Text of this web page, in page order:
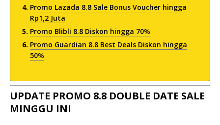
Promo Lazada 8.8 Sale Bonus Voucher hingga
Rp1,2 Juta
Promo Blibli 8.8 Diskon hingga 70%
Promo Guardian 8.8 Best Deals Diskon hingga
50%
UPDATE PROMO 8.8 DOUBLE DATE SALE
MINGGU INI